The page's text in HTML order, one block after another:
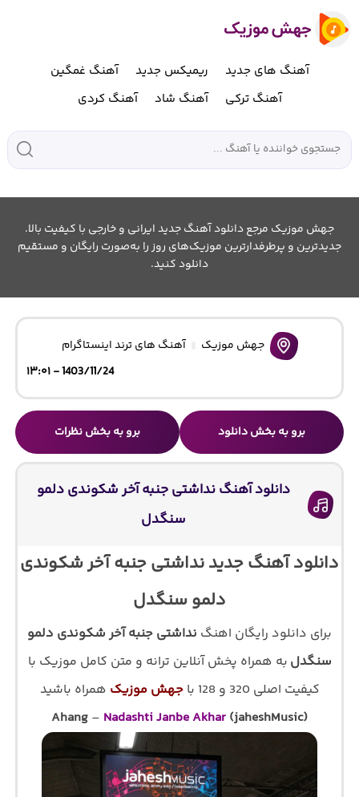
آهنگ های جدید ریمیکس جدید
آهنگ غمگین
آهنگ ترکی
آهنگ شاد آهنگ کردی
جهش موزیک مرجع دانلود آهنگ جدید ایرانی و خارجی با کیفیت بالا.
جدیدترین و پرطرفدارترین موزیک‌های روز را به‌صورت رایگان و مستقیم
دانلود کنید.
جهش موزیک
آهنگ های ترند اینستاگرام
1403/11/24 - ۱۳:۰۱
برو به بخش دانلود برو به بخش نظرات
دانلود آهنگ نداشتی جنبه آخر شکوندی دلمو
سنگدل
دانلود آهنگ جدید نداشتی جنبه آخر شکوندی
دلمو سنگدل
برای دانلود رایگان اهنگ نداشتی جنبه آخر شکوندی دلمو
سنگدل به همراه پخش آنلاین ترانه و متن کامل موزیک با
کیفیت اصلی 320 و 128 با
جهش موزیک همراه باشید
Ahang – Nadashti Janbe Akhar (jaheshMusic)